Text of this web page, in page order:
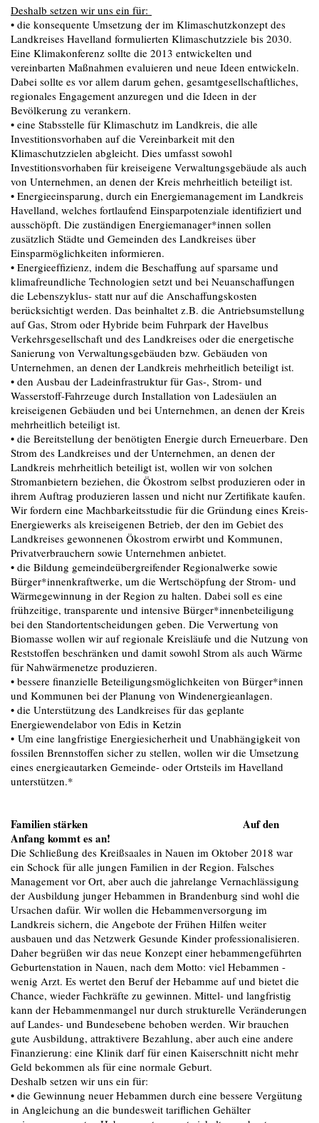
Deshalb setzen wir uns ein für:
• die konsequente Umsetzung der im Klimaschutzkonzept des
Landkreises Havelland formulierten Klimaschutzziele bis 2030.
Eine Klimakonferenz sollte die 2013 entwickelten und
vereinbarten Maßnahmen evaluieren und neue Ideen entwickeln.
Dabei sollte es vor allem darum gehen, gesamtgesellschaftliches,
regionales Engagement anzuregen und die Ideen in der
Bevölkerung zu verankern.
• eine Stabsstelle für Klimaschutz im Landkreis, die alle
Investitionsvorhaben auf die Vereinbarkeit mit den
Klimaschutzzielen abgleicht. Dies umfasst sowohl
Investitionsvorhaben für kreiseigene Verwaltungsgebäude als auch
von Unternehmen, an denen der Kreis mehrheitlich beteiligt ist.
• Energieeinsparung, durch ein Energiemanagement im Landkreis
Havelland, welches fortlaufend Einsparpotenziale identiﬁziert und
ausschöpft. Die zuständigen Energiemanager*innen sollen
zusätzlich Städte und Gemeinden des Landkreises über
Einsparmöglichkeiten informieren.
• Energieefﬁzienz, indem die Beschaffung auf sparsame und
klimafreundliche Technologien setzt und bei Neuanschaffungen
die Lebenszyklus- statt nur auf die Anschaffungskosten
berücksichtigt werden. Das beinhaltet z.B. die Antriebsumstellung
auf Gas, Strom oder Hybride beim Fuhrpark der Havelbus
Verkehrsgesellschaft und des Landkreises oder die energetische
Sanierung von Verwaltungsgebäuden bzw. Gebäuden von
Unternehmen, an denen der Landkreis mehrheitlich beteiligt ist.
• den Ausbau der Ladeinfrastruktur für Gas-, Strom- und
Wasserstoff-Fahrzeuge durch Installation von Ladesäulen an
kreiseigenen Gebäuden und bei Unternehmen, an denen der Kreis
mehrheitlich beteiligt ist.
• die Bereitstellung der benötigten Energie durch Erneuerbare. Den
Strom des Landkreises und der Unternehmen, an denen der
Landkreis mehrheitlich beteiligt ist, wollen wir von solchen
Stromanbietern beziehen, die Ökostrom selbst produzieren oder in
ihrem Auftrag produzieren lassen und nicht nur Zertifikate kaufen.
Wir fordern eine Machbarkeitsstudie für die Gründung eines Kreis-
Energiewerks als kreiseigenen Betrieb, der den im Gebiet des
Landkreises gewonnenen Ökostrom erwirbt und Kommunen,
Privatverbrauchern sowie Unternehmen anbietet.
• die Bildung gemeindeübergreifender Regionalwerke sowie
Bürger*innenkraftwerke, um die Wertschöpfung der Strom- und
Wärmegewinnung in der Region zu halten. Dabei soll es eine
frühzeitige, transparente und intensive Bürger*innenbeteiligung
bei den Standortentscheidungen geben. Die Verwertung von
Biomasse wollen wir auf regionale Kreisläufe und die Nutzung von
Reststoffen beschränken und damit sowohl Strom als auch Wärme
für Nahwärmenetze produzieren.
• bessere ﬁnanzielle Beteiligungsmöglichkeiten von Bürger*innen
und Kommunen bei der Planung von Windenergieanlagen.
• die Unterstützung des Landkreises für das geplante
Energiewendelabor von Edis in Ketzin
• Um eine langfristige Energiesicherheit und Unabhängigkeit von
fossilen Brennstoffen sicher zu stellen, wollen wir die Umsetzung
eines energieautarken Gemeinde- oder Ortsteils im Havelland
unterstützen.*
Familien stärken Auf den
Anfang kommt es an!
Die Schließung des Kreißsaales in Nauen im Oktober 2018 war
ein Schock für alle jungen Familien in der Region. Falsches
Management vor Ort, aber auch die jahrelange Vernachlässigung
der Ausbildung junger Hebammen in Brandenburg sind wohl die
Ursachen dafür. Wir wollen die Hebammenversorgung im
Landkreis sichern, die Angebote der Frühen Hilfen weiter
ausbauen und das Netzwerk Gesunde Kinder professionalisieren.
Daher begrüßen wir das neue Konzept einer hebammengeführten
Geburtenstation in Nauen, nach dem Motto: viel Hebammen -
wenig Arzt. Es wertet den Beruf der Hebamme auf und bietet die
Chance, wieder Fachkräfte zu gewinnen. Mittel- und langfristig
kann der Hebammenmangel nur durch strukturelle Veränderungen
auf Landes- und Bundesebene behoben werden. Wir brauchen
gute Ausbildung, attraktivere Bezahlung, aber auch eine andere
Finanzierung: eine Klinik darf für einen Kaiserschnitt nicht mehr
Geld bekommen als für eine normale Geburt.
Deshalb setzen wir uns ein für:
• die Gewinnung neuer Hebammen durch eine bessere Vergütung
in Angleichung an die bundesweit tariflichen Gehälter